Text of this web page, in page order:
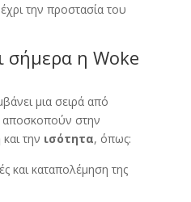
την προστασία του
σήμερα η Woke
μια σειρά από
αποσκοπούν στην
και την ισότητα, όπως:
και καταπολέμηση της